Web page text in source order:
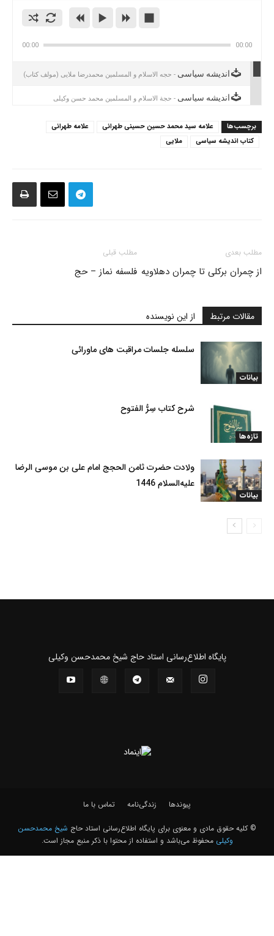
00:00 00:00
اندیشه سیاسی - حجه الاسلام و المسلمین محمدرضا ملایی (مولف کتاب)
اندیشه سیاسی - حجة الاسلام و المسلمین محمد حسن وکیلی
برچسب‌ها علامه سید محمد حسین حسینی طهرانی
علامه طهرانی
کتاب اندیشه سیاسی
ملایی
مطلب قبلی
فلسفه نماز – حج
مطلب بعدی
از چمران برکلی تا چمران دهلاویه
مقالات مرتبط از این نویسنده
بیانات
سلسله جلسات مراقبت های ماورائی
تازه‌ها
شرح کتاب سِرُّ الفتوح
بیانات
ولادت حضرت ثامن الحجج امام علی بن موسی الرضا
علیه‌السلام 1446
پايگاه اطلاع‌رسانی استاد حاج شیخ محمدحسن وکیلی
پیوندها زندگی‌نامه تماس با ما
© کلیه حقوق مادی و معنوی برای پايگاه اطلاع‌رسانی استاد حاج شیخ محمدحسن
وکیلی محفوظ می‌باشد و استفاده از محتوا با ذکر منبع مجاز است.